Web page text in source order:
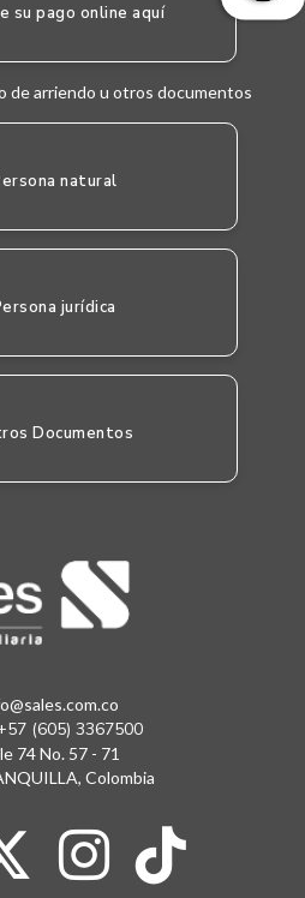
su pago online aquí
de arriendo u otros documentos
natural
jurídica
Documentos
(605) 3367500
74 No. 57 - 71
Colombia